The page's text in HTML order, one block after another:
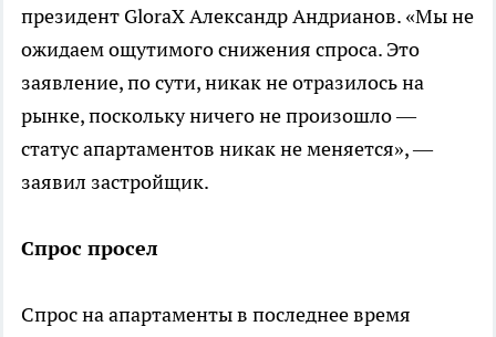
президент GloraX Александр Андрианов. «Мы не
ожидаем ощутимого снижения спроса. Это
заявление, по сути, никак не отразилось на
рынке, поскольку ничего не произошло —
статус апартаментов никак не меняется», —
заявил застройщик.
Спрос просел
Спрос на апартаменты в последнее время